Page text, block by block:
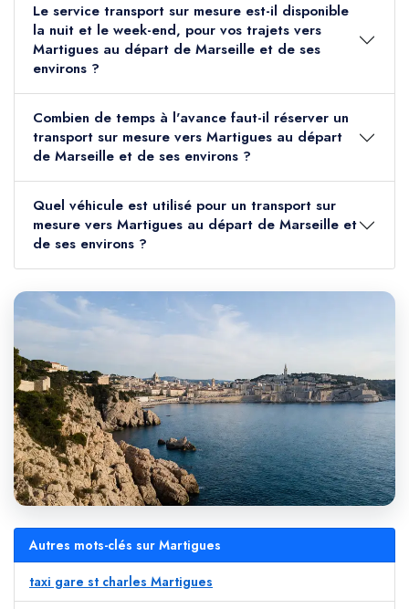
Le service transport sur mesure est-il disponible
la nuit et le week-end, pour vos trajets vers
Martigues au départ de Marseille et de ses
environs ?
Combien de temps à l'avance faut-il réserver un
transport sur mesure vers Martigues au départ
de Marseille et de ses environs ?
Quel véhicule est utilisé pour un transport sur
mesure vers Martigues au départ de Marseille et
de ses environs ?
Autres mots-clés sur Martigues
taxi gare st charles Martigues